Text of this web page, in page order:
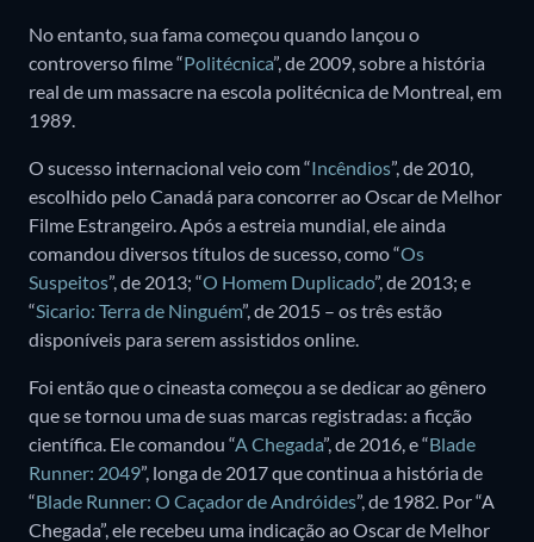
No entanto, sua fama começou quando lançou o
controverso filme “Politécnica”, de 2009, sobre a história
real de um massacre na escola politécnica de Montreal, em
1989.
O sucesso internacional veio com “Incêndios”, de 2010,
escolhido pelo Canadá para concorrer ao Oscar de Melhor
Filme Estrangeiro. Após a estreia mundial, ele ainda
comandou diversos títulos de sucesso, como “Os
Suspeitos”, de 2013; “O Homem Duplicado”, de 2013; e
“Sicario: Terra de Ninguém”, de 2015 – os três estão
disponíveis para serem assistidos online.
Foi então que o cineasta começou a se dedicar ao gênero
que se tornou uma de suas marcas registradas: a ficção
científica. Ele comandou “A Chegada”, de 2016, e “Blade
Runner: 2049”, longa de 2017 que continua a história de
“Blade Runner: O Caçador de Andróides”, de 1982. Por “A
Chegada”, ele recebeu uma indicação ao Oscar de Melhor